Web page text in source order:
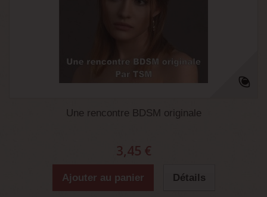
Une rencontre BDSM originale
3,45 €
Ajouter au panier Détails